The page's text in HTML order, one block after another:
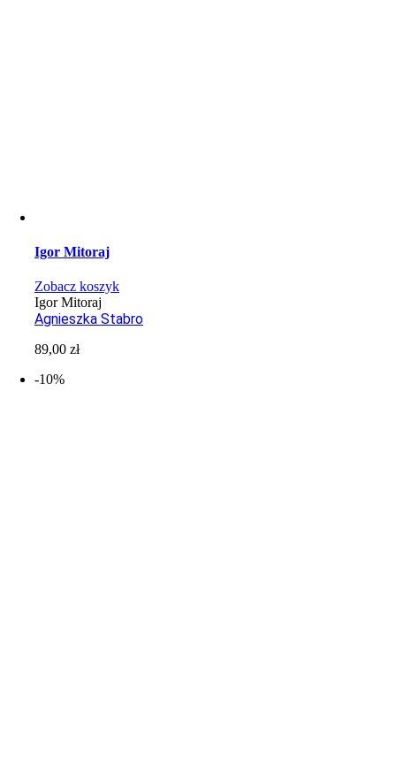
Igor Mitoraj
Zobacz koszyk
Igor Mitoraj
Agnieszka Stabro
89,00zł
-10%